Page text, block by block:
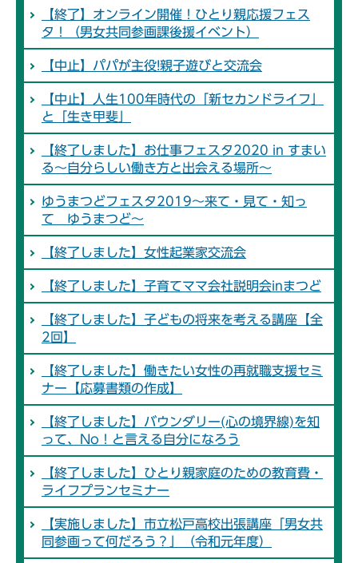
【終了】オンライン開催！ひとり親応援フェス
タ！（男女共同参画課後援イベント）
【中止】パパが主役!親子遊びと交流会
【中止】人生100年時代の「新セカンドライフ」
と「生き甲斐」
【終了しました】お仕事フェスタ2020 in すまい
る～自分らしい働き方と出会える場所～
ゆうまつどフェスタ2019～来て・見て・知っ
て ゆうまつど～
【終了しました】女性起業家交流会
【終了しました】子育てママ会社説明会inまつど
【終了しました】子どもの将来を考える講座【全
2回】
【終了しました】働きたい女性の再就職支援セミ
ナー【応募書類の作成】
【終了しました】バウンダリー(心の境界線)を知
って、No！と言える自分になろう
【終了しました】ひとり親家庭のための教育費・
ライフプランセミナー
【実施しました】市立松戸高校出張講座「男女共
同参画って何だろう？」（令和元年度）